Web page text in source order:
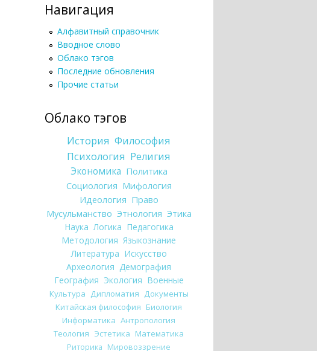
Навигация
Алфавитный справочник
Вводное слово
Облако тэгов
Последние обновления
Прочие статьи
Облако тэгов
История Философия
Психология Религия
Экономика Политика
Социология Мифология
Идеология Право
Мусульманство Этнология Этика
Наука Логика Педагогика
Методология Языкознание
Литература Искусство
Археология Демография
География Экология Военные
Культура Дипломатия Документы
Китайская философия Биология
Информатика Антропология
Теология Эстетика Математика
Риторика Мировоззрение